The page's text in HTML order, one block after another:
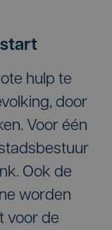
hulp te
door
Voor één
Ook de
worden
voor de